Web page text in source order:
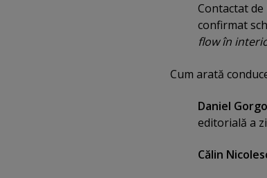
Contactat
confirmat
flow în
Cum arată
Daniel
editorială a
Călin